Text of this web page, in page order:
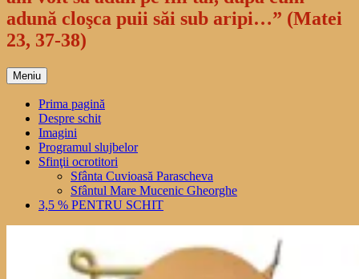
adună cloşca puii săi sub aripi…” (Matei
23, 37-38)
Meniu
Prima pagină
Despre schit
Imagini
Programul slujbelor
Sfinţii ocrotitori
Sfânta Cuvioasă Parascheva
Sfântul Mare Mucenic Gheorghe
3,5 % PENTRU SCHIT